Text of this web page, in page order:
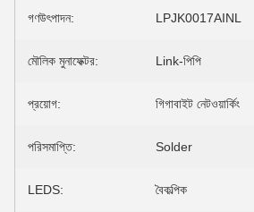
গণউৎপাদন: LPJK0017AINL
মৌলিক মুনাফেক্টর: Link-পিপি
প্রয়োগ: গিগাবাইট নেটওয়ার্কিং
পরিসমাপ্তি: Solder
LEDS: বৈকল্পিক